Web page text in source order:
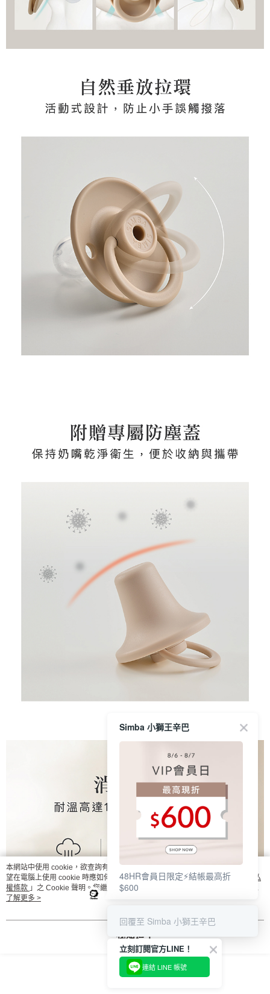
本網站中使用 cookie，欲查詢有關本網站使用 cookie 方式之詳情，及若您不希
望在電腦上使用 cookie 時應如何變更電腦的 cookie 設定，請參閱本網站「
隱私
權條款 」之 Cookie 聲明。您繼續使用本網站即表示您同意本公司得按本網站使
用條款之 Cookie 聲明使用 cookie。
了解更多 >
我知道了
Simba 小獅王辛巴
48HR會員日限定⚡結帳最高折
$600
回覆至 Simba 小獅王辛巴
立刻訂閱官方LINE！
連結 LINE 帳號